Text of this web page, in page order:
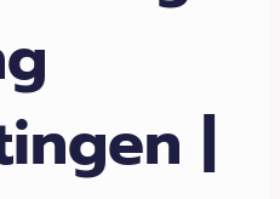
|